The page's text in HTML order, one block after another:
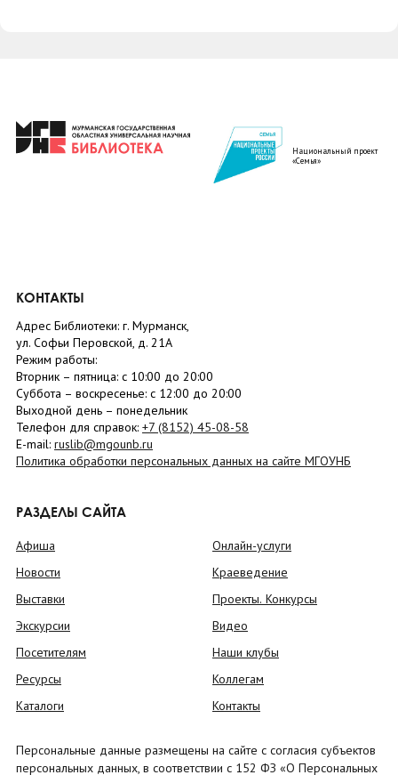
Национальный проект
«Семья»
КОНТАКТЫ
Адрес Библиотеки: г. Мурманск,
ул. Софьи Перовской, д. 21А
Режим работы:
Вторник – пятница: с 10:00 до 20:00
Суббота – воскресенье: c 12:00 до 20:00
Выходной день – понедельник
Телефон для справок: +7 (8152) 45-08-58
E-mail: ruslib@mgounb.ru
Политика обработки персональных данных на сайте МГОУНБ
РАЗДЕЛЫ САЙТА
Афиша
Новости
Выставки
Экскурсии
Посетителям
Ресурсы
Каталоги
Онлайн-услуги
Краеведение
Проекты. Конкурсы
Видео
Наши клубы
Коллегам
Контакты
Персональные данные размещены на сайте с согласия субъектов
персональных данных, в соответствии с 152 ФЗ «О Персональных